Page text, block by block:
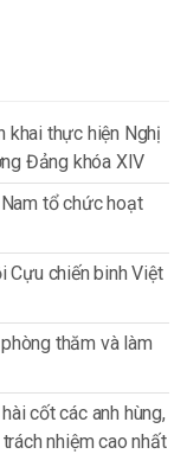
khai thực hiện Nghị
Đảng khóa XIV
tổ chức hoạt
Cựu chiến binh Việt
thăm và làm
cốt các anh hùng,
nhiệm cao nhất